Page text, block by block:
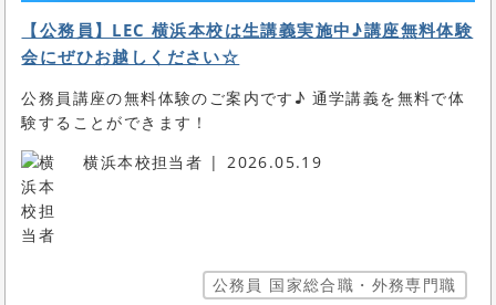
【公務員】LEC 横浜本校は生講義実施中♪講座無料体験
会にぜひお越しください☆
公務員講座の無料体験のご案内です♪ 通学講義を無料で体
験することができます！
横浜本校担当者
2026.05.19
公務員 国家総合職・外務専門職